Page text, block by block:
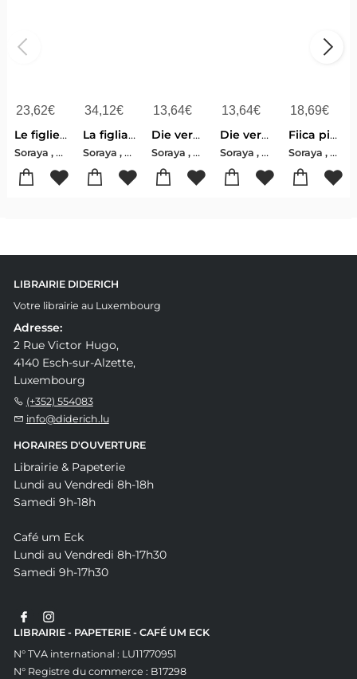
23,62€
Le figlie di Hope House
Soraya , Lane
34,12€
La figlia dell'isola
Soraya , Lane
13,64€
Die vermisste Tochter
Soraya , Lane
13,64€
Die verborgene Tochter
Soraya , Lane
18,69€
Fiica pierdut¿ din Cuba
Soraya , Lane
LIBRAIRIE DIDERICH
Votre librairie au Luxembourg
Adresse:
2 Rue Victor Hugo,
4140 Esch-sur-Alzette,
Luxembourg
(+352) 554083
info@diderich.lu
HORAIRES D'OUVERTURE
Librairie & Papeterie
Lundi au Vendredi 8h-18h
Samedi 9h-18h
Café um Eck
Lundi au Vendredi 8h-17h30
Samedi 9h-17h30
LIBRAIRIE - PAPETERIE - CAFÉ UM ECK
N° TVA international : LU11770951
N° Registre du commerce : B17298